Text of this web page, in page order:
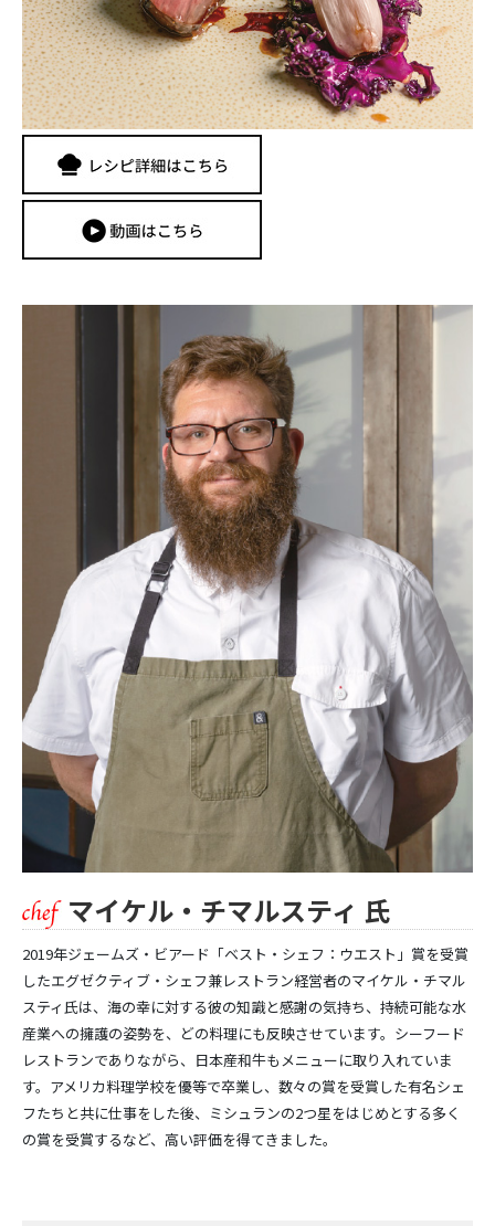
マイケル・チマルスティ 氏
2019年ジェームズ・ビアード「ベスト・シェフ：ウエスト」賞を受賞
したエグゼクティブ・シェフ兼レストラン経営者のマイケル・チマル
スティ氏は、海の幸に対する彼の知識と感謝の気持ち、持続可能な水
産業への擁護の姿勢を、どの料理にも反映させています。シーフード
レストランでありながら、日本産和牛もメニューに取り入れていま
す。アメリカ料理学校を優等で卒業し、数々の賞を受賞した有名シェ
フたちと共に仕事をした後、ミシュランの2つ星をはじめとする多く
の賞を受賞するなど、高い評価を得てきました。